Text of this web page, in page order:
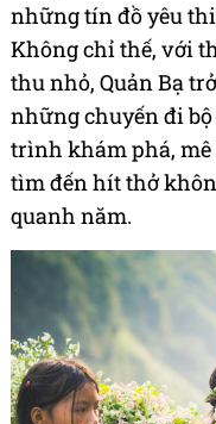
những tín đồ yêu
Không chỉ thế, với
thu nhỏ, Quản Bạ
những chuyến đi
trình khám phá, mê
tìm đến hít thở
quanh năm.